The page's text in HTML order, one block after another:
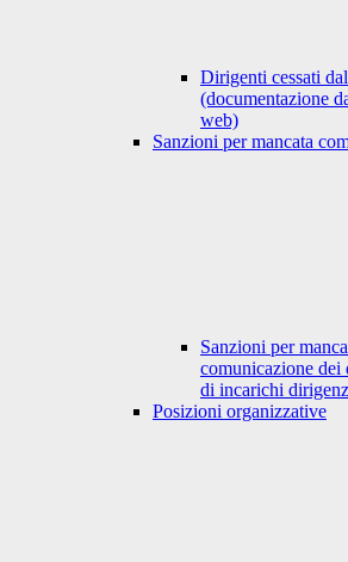
Dirigenti cessati
(documentazione
web)
Sanzioni per mancata
Sanzioni per
comunicazione dei
di incarichi
Posizioni organizzative